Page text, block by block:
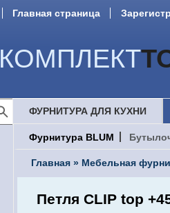
Главная страница
КОМПЛЕКТ
ФУРНИТУРА ДЛЯ КУХНИ
Фурнитура BLUM
Главная » Мебельная
Петля CLIP top